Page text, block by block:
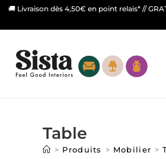
🚚 Livraison dès 4,50€ en point relais* //
Table
> Produits > Mobilier >